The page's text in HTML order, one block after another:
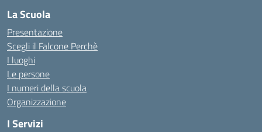
La Scuola
Presentazione
Scegli il Falcone Perchè
I luoghi
Le persone
I numeri della scuola
Organizzazione
I Servizi